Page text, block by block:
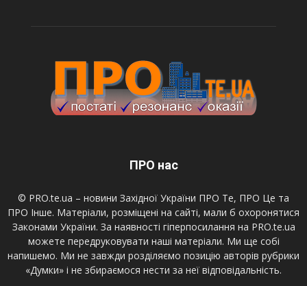
ПРО нас
© PRO.te.ua – новини Західної України ПРО Те, ПРО Це та
ПРО Інше. Матеріали, розміщені на сайті, мали б охоронятися
Законами України. За наявності гіперпосилання на PRO.te.ua
можете передруковувати наші матеріали. Ми ще собі
напишемо. Ми не завжди розділяємо позицію авторів рубрики
«Думки» і не збираємося нести за неї відповідальність.